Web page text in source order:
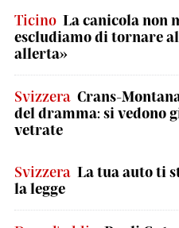
Ticino La canicola non
escludiamo di tornare
allerta»
Svizzera Crans-
del dramma: si vedono
vetrate
Svizzera La tua auto ti
la legge